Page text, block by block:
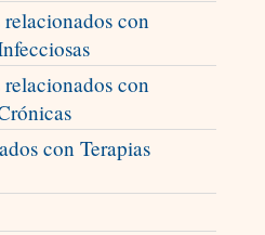
con
con
con Terapias